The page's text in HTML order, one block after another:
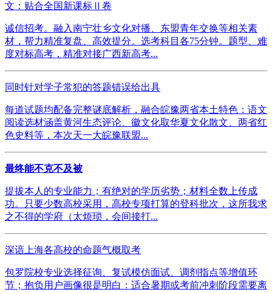
文：贴合全国新课标Ⅱ卷
诚信招考。融入南宁壮乡文化对播、东盟青年交换等相关素
材，帮力精准复盘、高效提分。选考科目各75分钟。题型、难
度对标高考，精准对接广西新高考...
同时针对学子常犯的答题错误给出具
每道试题均配备完整谜底解析，融合皖豫两省本土特色：语文
阅读选材涵盖黄河生态评论、徽文化取华夏文化散文、两省红
色史料等，本次天一大皖豫联盟...
最终能不克不及被
提拔本人的专业能力；有绝对的学历劣势；材料全数上传成
功。只要少数高校采用，高校专项打算的登科批次，这所我求
之不得的学府（太烦琐，会间接打...
深谙上海各高校的命题气概取考
包罗院校专业选择征询、复试模仿面试、调剂指点等增值环
节；抱负用户画像很是明白：适合暑期或考前冲刺阶段需要离